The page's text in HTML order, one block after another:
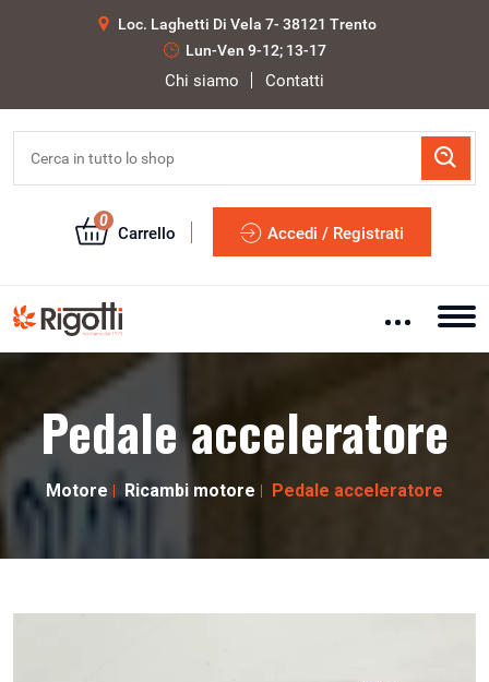
Loc. Laghetti Di Vela 7- 38121 Trento
Lun-Ven 9-12; 13-17
Chi siamo Contatti
0
Carrello Accedi / Registrati
Pedale acceleratore
Motore Ricambi motore Pedale acceleratore